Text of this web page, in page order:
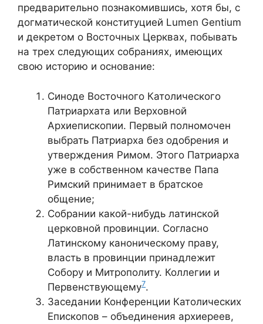
предварительно познакомившись, хотя бы, с
догматической конституцией Lumen Gentium
и декретом о Восточных Церквах, побывать
на трех следующих собраниях, имеющих
свою историю и основание:
Синоде Восточного Католического
Патриархата или Верховной
Архиепископии. Первый полномочен
выбрать Патриарха без одобрения и
утверждения Римом. Этого Патриарха
уже в собственном качестве Папа
Римский принимает в братское
общение;
Собрании какой-нибудь латинской
церковной провинции. Согласно
Латинскому каноническому праву,
власть в провинции принадлежит
Собору и Митрополиту. Коллегии и
Первенствующему7.
Заседании Конференции Католических
Епископов – объединения архиереев,